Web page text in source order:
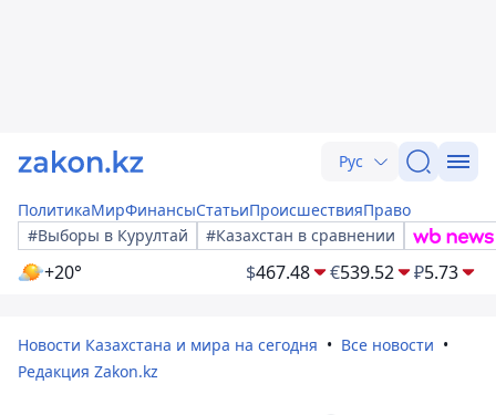
Рус
ПолитикаМирФинансыСтатьиПроисшествияПраво
#Выборы в Курултай
#Казахстан в сравнении
+20° $467.48 €539.52 ₽5.73
Новости Казахстана и мира на сегодня
Все новости
Редакция Zakon.kz